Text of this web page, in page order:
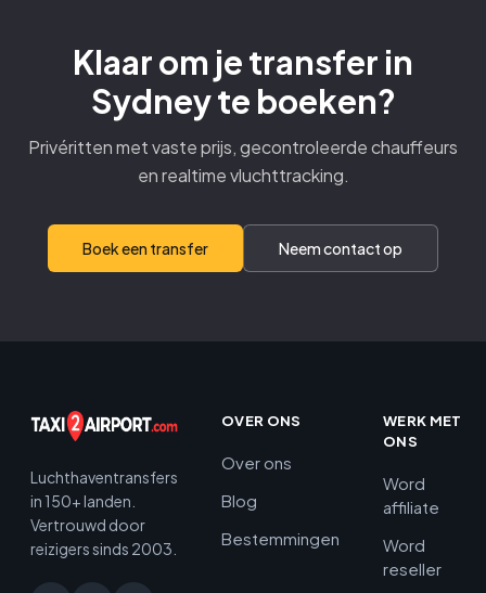
Klaar om je transfer in
Sydney te boeken?
Privéritten met vaste prijs, gecontroleerde chauffeurs
en realtime vluchttracking.
Boek een transfer Neem contact op
Luchthaventransfers
in 150+ landen.
Vertrouwd door
reizigers sinds 2003.
OVER ONS
Over ons
Blog
Bestemmingen
WERK MET
ONS
Word
affiliate
Word
reseller